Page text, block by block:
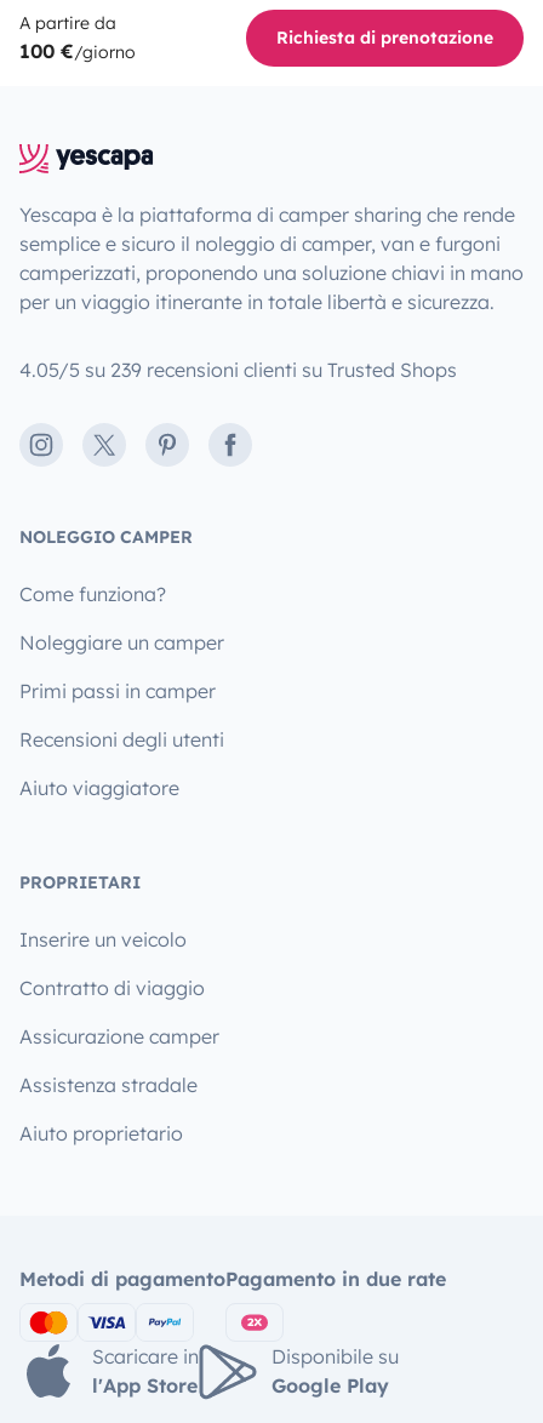
A partire da
100 €/giorno
Richiesta di prenotazione
Yescapa è la piattaforma di camper sharing che rende
semplice e sicuro il noleggio di camper, van e furgoni
camperizzati, proponendo una soluzione chiavi in mano
per un viaggio itinerante in totale libertà e sicurezza.
4.05/5 su 239 recensioni clienti su Trusted Shops
Instagram
X PinterestFacebook
NOLEGGIO CAMPER
Come funziona?
Noleggiare un camper
Primi passi in camper
Recensioni degli utenti
Aiuto viaggiatore
PROPRIETARI
Inserire un veicolo
Contratto di viaggio
Assicurazione camper
Assistenza stradale
Aiuto proprietario
Metodi di pagamentoPagamento in due rate
Scaricare in
l'App Store
Disponibile su
Google Play